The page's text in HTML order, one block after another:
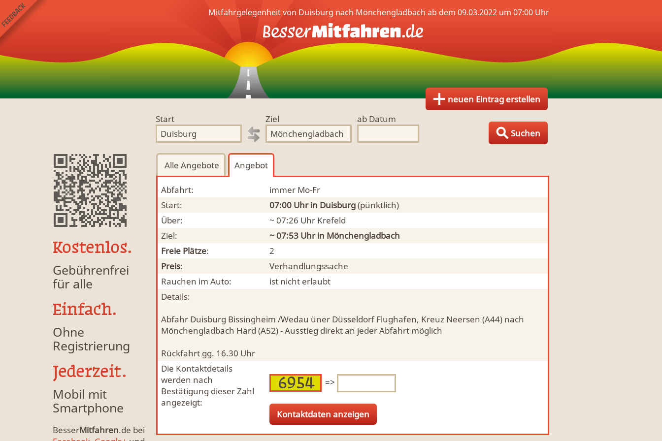
neuen Eintrag erstellen
Start
Ziel
ab Datum
Suchen
Kostenlos.
Gebührenfrei
für alle
Einfach.
Ohne
Registrierung
Jederzeit.
Mobil mit
Smartphone
BesserMitfahren.de bei
Mitfahrgelegenheit von Duisburg nach Mönchengladbach ab dem 09.03.2022 um 07:00 Uhr
Alle Angebote Angebot
Abfahrt:
immer Mo-Fr
Start:
07:00 Uhrin Duisburg(pünktlich)
Über:
~ 07:26 Uhr Krefeld
Ziel:
~ 07:53 Uhr in Mönchengladbach
Freie Plätze:
2
Preis:
Verhandlungssache
Rauchen im Auto:
ist nicht erlaubt
Details:
Abfahr Duisburg Bissingheim /Wedau üner Düsseldorf Flughafen, Kreuz Neersen (A44) nach
Mönchengladbach Hard (A52) - Ausstieg direkt an jeder Abfahrt möglich
Rückfahrt gg. 16.30 Uhr
Die Kontaktdetails
werden nach
Bestätigung dieser Zahl
angezeigt:
=>